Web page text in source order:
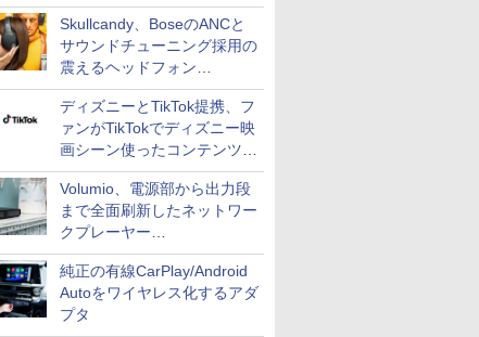
Skullcandy、BoseのANCと
サウンドチューニング採用の
震えるヘッドフォン
「Crusher 1080 ANC」
ディズニーとTikTok提携、フ
ァンがTikTokでディズニー映
画シーン使ったコンテンツ制
作、Disney+にも配信
Volumio、電源部から出力段
まで全面刷新したネットワー
クプレーヤー
「Primo（2026）」
純正の有線CarPlay/Android
Autoをワイヤレス化するアダ
プタ